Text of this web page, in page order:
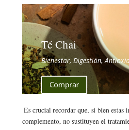
Té Chai
Bienestar, Digestión,
Comprar
Es crucial recordar que, si bien estas
complemento, no sustituyen el